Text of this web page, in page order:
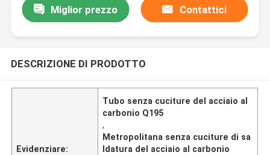
Miglior prezzo Contattici
DESCRIZIONE DI PRODOTTO
Evidenziare:
Tubo senza cuciture del acciaio al
carbonio Q195
,
Metropolitana senza cuciture di sa
ldatura del acciaio al carbonio